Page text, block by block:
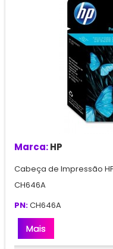
Marca:HP
Cabeça de Impressão
CH646A
PN:CH646A
Mais